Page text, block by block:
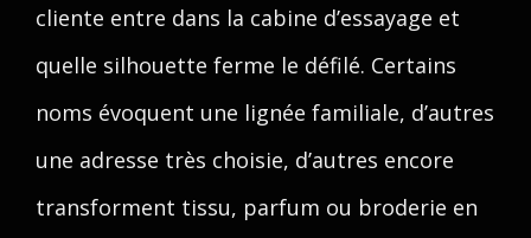
cliente entre dans la cabine d’essayage et
quelle silhouette ferme le défilé. Certains
noms évoquent une lignée familiale, d’autres
une adresse très choisie, d’autres encore
transforment tissu, parfum ou broderie en